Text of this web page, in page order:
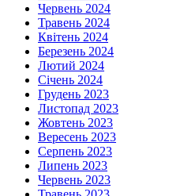
Червень 2024
Травень 2024
Квітень 2024
Березень 2024
Лютий 2024
Січень 2024
Грудень 2023
Листопад 2023
Жовтень 2023
Вересень 2023
Серпень 2023
Липень 2023
Червень 2023